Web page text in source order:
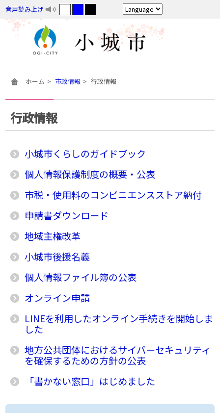
音声読み上げ
ホーム 市政情報 行政情報
行政情報
小城市くらしのガイドブック
個人情報保護制度の概要・公表
市税・使用料のコンビニエンスストア納付
申請書ダウンロード
地域主権改革
小城市後援名義
個人情報ファイル簿の公表
オンライン申請
LINEを利用したオンライン手続きを開始しま
した
地方公共団体におけるサイバーセキュリティ
を確保するための方針の公表
「書かない窓口」はじめました